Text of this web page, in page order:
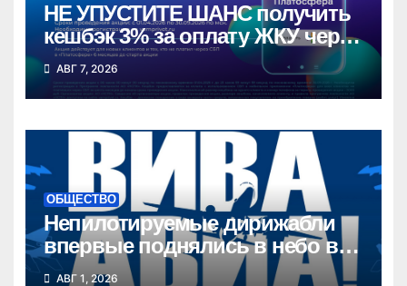
НЕ УПУСТИТЕ ШАНС получить
кешбэк 3% за оплату ЖКУ через
СБП в «Платосфере»
АВГ 7, 2026
ОБЩЕСТВО
Непилотируемые дирижабли
впервые поднялись в небо в
Новосибирской области
АВГ 1, 2026